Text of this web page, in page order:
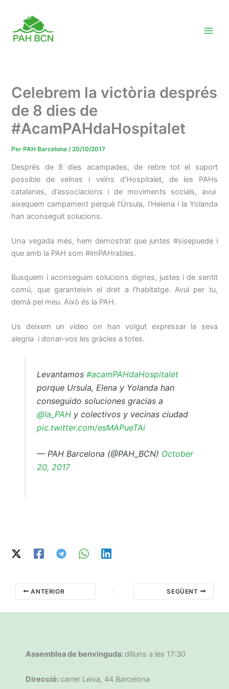
contingut
Celebrem la victòria després
de 8 dies de
#AcamPAHdaHospitalet
Per PAH Barcelona/20/10/2017
Després de 8 dies acampades, de rebre tot el suport
possible de veïnes i veïns d’Hospitalet, de les PAHs
catalanes, d’associacions i de moviments socials, avui
aixequem campament perquè l’Úrsula, l’Helena i la Yolanda
han aconseguit solucions.
Una vegada més, hem demostrat que juntes #sisepuede i
que amb la PAH som #imPAHrables.
Busquem i aconseguim solucions dignes, justes i de sentit
comú, que garanteixin el dret a l’habitatge. Avui per tu,
demà pel meu. Això és la PAH.
Us deixem un vídeo on han volgut expressar la seva
alegria i donar-vos les gràcies a totes.
Levantamos #acamPAHdaHospitalet
porque Ursula, Elena y Yolanda han
conseguido soluciones gracias a
@la_PAHy colectivos y vecinas ciudad
pic.twitter.com/esMAPueTAi
— PAH Barcelona (@PAH_BCN) October
20, 2017
ANTERIOR SEGÜENT
Assemblea de benvinguda: dilluns a les 17:30
Direcció: carrer Leiva, 44 Barcelona